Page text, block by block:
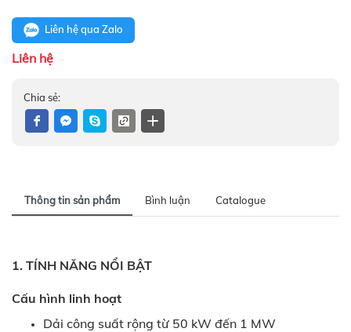
Liên hệ qua Zalo
Liên hệ
Chia sẻ:
Thông tin sản phẩm Bình luận Catalogue
1. TÍNH NĂNG NỔI BẬT
Cấu hình linh hoạt
Dải công suất rộng từ 50 kW đến 1 MW